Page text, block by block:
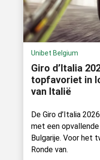
Unibet Belgium
Giro d’Italia
topfavoriet in
van Italië
De Giro d’Italia
met een
Bulgarije. Voor het
Ronde van.